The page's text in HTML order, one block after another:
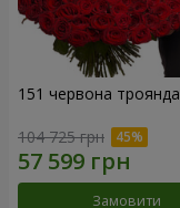
151 червона троянда
104 725 грн
Замовити